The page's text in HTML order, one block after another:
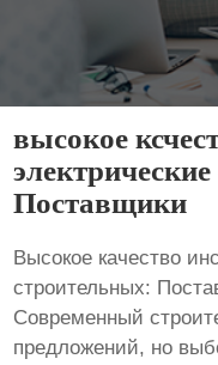
высокое
Поставщики
Высокое качество
строительных:
Современный
предложений, но